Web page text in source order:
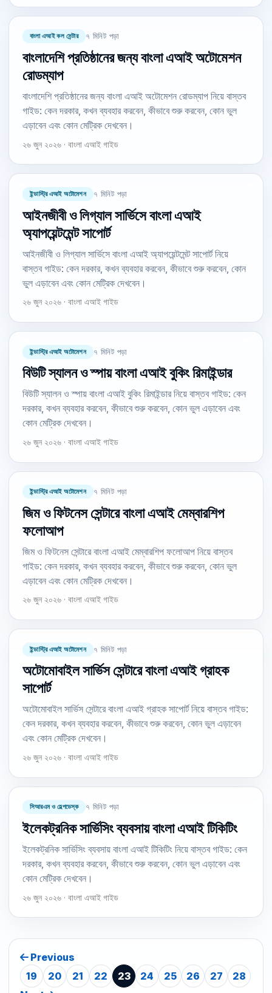
বাংলা এআই কল সেন্টার ৭ মিনিট পড়া
বাংলাদেশি প্রতিষ্ঠানের জন্য বাংলা এআই অটোমেশন
রোডম্যাপ
বাংলাদেশি প্রতিষ্ঠানের জন্য বাংলা এআই অটোমেশন রোডম্যাপ নিয়ে বাস্তব
গাইড: কেন দরকার, কখন ব্যবহার করবেন, কীভাবে শুরু করবেন, কোন ভুল
এড়াবেন এবং কোন মেট্রিক দেখবেন।
২৬ জুন ২০২৬ · বাংলা এআই গাইড
ইন্ডাস্ট্রি এআই অটোমেশন ৭ মিনিট পড়া
আইনজীবী ও লিগ্যাল সার্ভিসে বাংলা এআই
অ্যাপয়েন্টমেন্ট সাপোর্ট
আইনজীবী ও লিগ্যাল সার্ভিসে বাংলা এআই অ্যাপয়েন্টমেন্ট সাপোর্ট নিয়ে
বাস্তব গাইড: কেন দরকার, কখন ব্যবহার করবেন, কীভাবে শুরু করবেন, কোন
ভুল এড়াবেন এবং কোন মেট্রিক দেখবেন।
২৬ জুন ২০২৬ · বাংলা এআই গাইড
ইন্ডাস্ট্রি এআই অটোমেশন ৭ মিনিট পড়া
বিউটি স্যালন ও স্পায় বাংলা এআই বুকিং রিমাইন্ডার
বিউটি স্যালন ও স্পায় বাংলা এআই বুকিং রিমাইন্ডার নিয়ে বাস্তব গাইড: কেন
দরকার, কখন ব্যবহার করবেন, কীভাবে শুরু করবেন, কোন ভুল এড়াবেন এবং
কোন মেট্রিক দেখবেন।
২৬ জুন ২০২৬ · বাংলা এআই গাইড
ইন্ডাস্ট্রি এআই অটোমেশন ৭ মিনিট পড়া
জিম ও ফিটনেস সেন্টারে বাংলা এআই মেম্বারশিপ
ফলোআপ
জিম ও ফিটনেস সেন্টারে বাংলা এআই মেম্বারশিপ ফলোআপ নিয়ে বাস্তব
গাইড: কেন দরকার, কখন ব্যবহার করবেন, কীভাবে শুরু করবেন, কোন ভুল
এড়াবেন এবং কোন মেট্রিক দেখবেন।
২৬ জুন ২০২৬ · বাংলা এআই গাইড
ইন্ডাস্ট্রি এআই অটোমেশন ৭ মিনিট পড়া
অটোমোবাইল সার্ভিস সেন্টারে বাংলা এআই গ্রাহক
সাপোর্ট
অটোমোবাইল সার্ভিস সেন্টারে বাংলা এআই গ্রাহক সাপোর্ট নিয়ে বাস্তব গাইড:
কেন দরকার, কখন ব্যবহার করবেন, কীভাবে শুরু করবেন, কোন ভুল এড়াবেন
এবং কোন মেট্রিক দেখবেন।
২৬ জুন ২০২৬ · বাংলা এআই গাইড
সিআরএম ও হেল্পডেস্ক ৭ মিনিট পড়া
ইলেকট্রনিক সার্ভিসিং ব্যবসায় বাংলা এআই টিকিটিং
ইলেকট্রনিক সার্ভিসিং ব্যবসায় বাংলা এআই টিকিটিং নিয়ে বাস্তব গাইড: কেন
দরকার, কখন ব্যবহার করবেন, কীভাবে শুরু করবেন, কোন ভুল এড়াবেন এবং
কোন মেট্রিক দেখবেন।
২৬ জুন ২০২৬ · বাংলা এআই গাইড
Previous
19
20 21 22 23 24 25 26 27
28